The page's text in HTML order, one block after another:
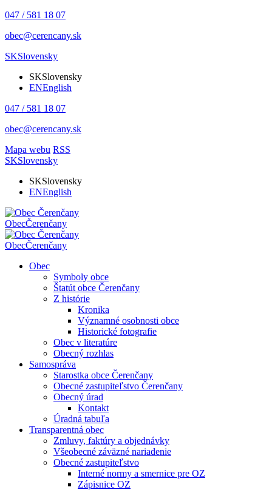
047 / 581 18 07
obec@cerencany.sk
SKSlovensky
SKSlovensky
ENEnglish
047 / 581 18 07
obec@cerencany.sk
Mapa webu RSS
SKSlovensky
SKSlovensky
ENEnglish
ObecČerenčany
ObecČerenčany
Obec
Symboly obce
Štatút obce Čerenčany
Z histórie
Kronika
Významné osobnosti obce
Historické fotografie
Obec v literatúre
Obecný rozhlas
Samospráva
Starostka obce Čerenčany
Obecné zastupiteľstvo Čerenčany
Obecný úrad
Kontakt
Úradná tabuľa
Transparentná obec
Zmluvy, faktúry a objednávky
Všeobecné záväzné nariadenie
Obecné zastupiteľstvo
Interné normy a smernice pre OZ
Zápisnice OZ